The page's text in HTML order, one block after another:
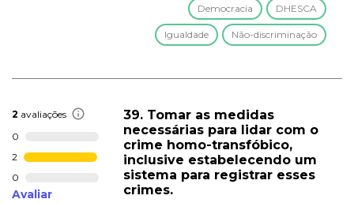
Democracia DHESCA
Igualdade Não-discriminação
2 avaliações
0
2
0
Avaliar
39. Tomar as medidas
necessárias para lidar com o
crime homo-transfóbico,
inclusive estabelecendo um
sistema para registrar esses
crimes.